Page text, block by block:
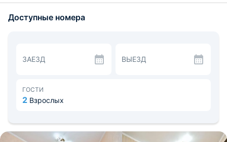
телевизором. Санузел оснащен комплектом
кухни в столовой по предварительному заказу. В
шаговой доступности кафе, магазины и рестораны.
побережья Черного моря — 0,4 км. Расстояние до
аэропорта — 6,9 км, до вокзала — 1,8 км.
Доступные номера
ЗАЕЗД ВЫЕЗД
ГОСТИ
2 Взрослых